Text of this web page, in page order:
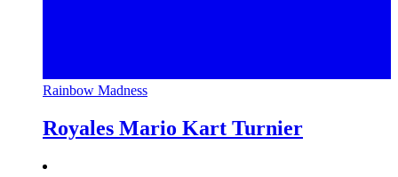
Rainbow Madness
Royales Mario Kart Turnier